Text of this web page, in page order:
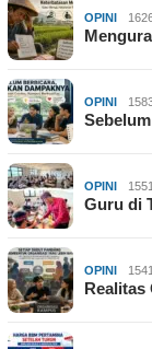
OPINI
OPINI
OPINI
Guru di
OPINI